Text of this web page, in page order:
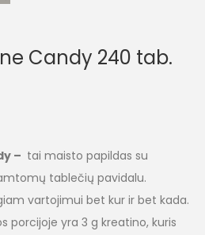
Candy 240 tab.
– tai maisto papildas su
tablečių pavidalu.
vartojimui bet kur ir bet kada.
porcijoje yra 3 g kreatino, kuris